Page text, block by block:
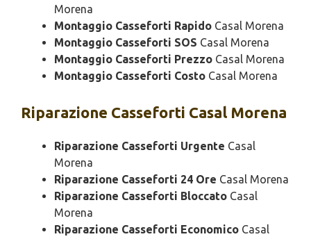
Morena
Montaggio Casseforti Rapido Casal Morena
Montaggio Casseforti SOS Casal Morena
Montaggio Casseforti Prezzo Casal Morena
Montaggio Casseforti Costo Casal Morena
Riparazione Casseforti Casal Morena
Riparazione Casseforti Urgente Casal
Morena
Riparazione Casseforti 24 Ore Casal Morena
Riparazione Casseforti Bloccato Casal
Morena
Riparazione Casseforti Economico Casal